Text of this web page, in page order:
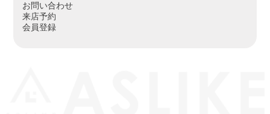
お問い合わせ
来店予約
会員登録